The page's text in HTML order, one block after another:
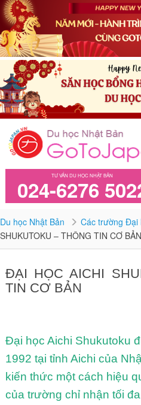
TƯ VẤN DU HỌC NHẬT BẢN
024-6276
Du học Nhật Bản Các trường Đại
SHUKUTOKU – THÔNG TIN CƠ BẢN
ĐẠI HỌC AICHI
TIN CƠ BẢN
Đại học Aichi Shukutoku
1992 tại tỉnh Aichi của
kiến thức một cách hiệu
của trường chỉ nhận tối